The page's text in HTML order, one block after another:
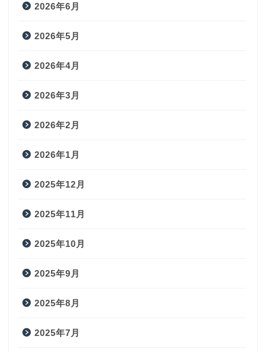
2026年6月
2026年5月
2026年4月
2026年3月
2026年2月
2026年1月
2025年12月
2025年11月
2025年10月
2025年9月
2025年8月
2025年7月